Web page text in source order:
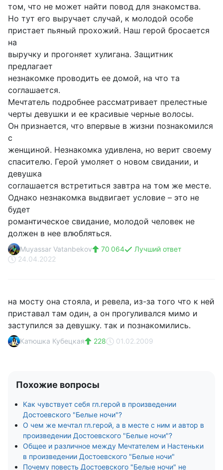
том, что не может найти повод для знакомства.
Но тут его выручает случай, к молодой особе
пристает пьяный прохожий. Наш герой бросается
на
выручку и прогоняет хулигана. Защитник
предлагает
незнакомке проводить ее домой, на что та
соглашается.
Мечтатель подробнее рассматривает прелестные
черты девушки и ее красивые черные волосы.
Он признается, что впервые в жизни познакомился
с
женщиной. Незнакомка удивлена, но верит своему
спасителю. Герой умоляет о новом свидании, и
девушка
соглашается встретиться завтра на том же месте.
Однако незнакомка выдвигает условие – это не
будет
романтическое свидание, молодой человек не
должен в нее влюбляться.
Muyassar Vatanbekov 70 064
Лучший ответ
24.04.2022
на мосту она стояла, и ревела, из-за того что к ней
приставал там один, а он прогуливался мимо и
заступился за девушку. так и познакомились.
Катюшка Кубецкая 228 01.02.2009
Похожие вопросы
Как чувствует себя гл.герой в произведении
Достоевского "Белые ночи"?
О чем же мечтал гл.герой, а в месте с ним и автор в
произведении Достоевского "Белые ночи"?
Общее и различное между Мечтателем и Настеньки
в произведении Достоевского "Белые ночи"
Почему повесть Достоевского "Белые ночи" не